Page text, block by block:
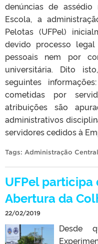
denúncias de
Escola, a
Pelotas (UFPel)
devido processo
pessoais nem por
universitária. Dito
seguintes
cometidas por
atribuições são
administrativos
servidores cedidos à
Tags: Administração Central
UFPel
Abertura da
22/02/2019
Desde